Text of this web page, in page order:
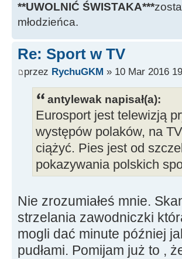
**UWOLNIĆ ŚWISTAKA***
młodzieńca.
Re: Sport w TV
przez RychuGKM » 10 Mar 2016
antylewak napisał(a):
Eurosport jest telewizją
występów polaków, na
ciążyć. Pies jest od
pokazywania polskich
Nie zrozumiałeś mnie.
strzelania zawodniczki
mogli dać minute później
pudłami. Pomijam już to ,